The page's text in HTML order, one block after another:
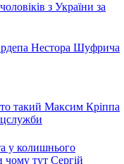
з України за
Нестора Шуфрича
такий Максим Кріппа
у колишнього
чому тут Сергій